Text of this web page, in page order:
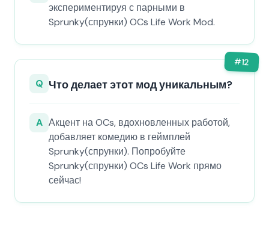
экспериментируя с парными в
Sprunky(спрунки) OCs Life Work Mod.
#12
Q Что делает этот мод уникальным?
A Акцент на OCs, вдохновленных работой,
добавляет комедию в геймплей
Sprunky(спрунки). Попробуйте
Sprunky(спрунки) OCs Life Work прямо
сейчас!